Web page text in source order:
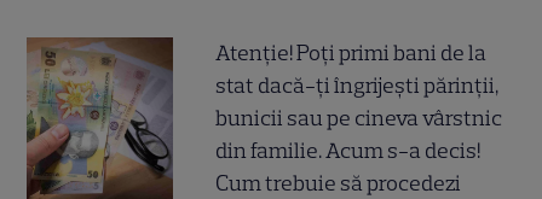
Atenție! Poți primi bani de la
stat dacă-ți îngrijești părinții,
bunicii sau pe cineva vârstnic
din familie. Acum s-a decis!
Cum trebuie să procedezi